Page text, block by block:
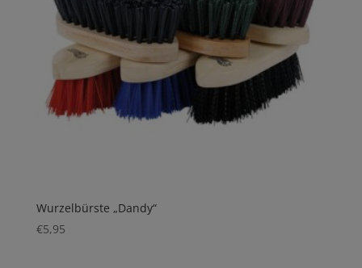
Wurzelbürste „Dandy“
€5,95